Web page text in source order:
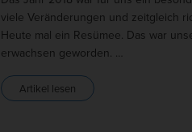
viele Veränderungen und zeitgleich
Heute mal ein Resümee. Das war
erwachsen geworden. …
Artikel lesen